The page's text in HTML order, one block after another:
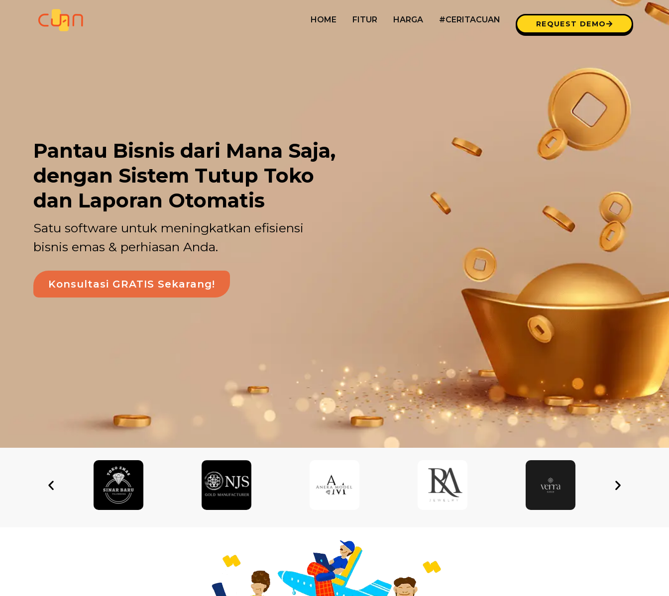
HOME FITUR HARGA #CERITACUAN REQUEST DEMO
Pantau Bisnis dari Mana Saja,
dengan Sistem Tutup Toko
dan Laporan Otomatis
Satu software untuk meningkatkan efisiensi
bisnis emas & perhiasan Anda.
Konsultasi GRATIS Sekarang!